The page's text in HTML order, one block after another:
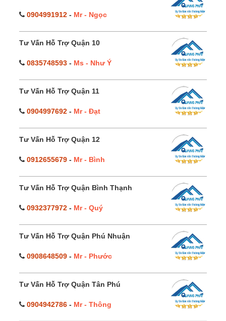
0904991912 - Mr - Ngọc
Tư Vấn Hỗ Trợ Quận 10
0835748593 - Ms - Như Ý
Tư Vấn Hỗ Trợ Quận 11
0904997692 - Mr - Đạt
Tư Vấn Hỗ Trợ Quận 12
0912655679 - Mr - Bình
Tư Vấn Hỗ Trợ Quận Bình Thạnh
0932377972 - Mr - Quý
Tư Vấn Hỗ Trợ Quận Phú Nhuận
0908648509 - Mr - Phước
Tư Vấn Hỗ Trợ Quận Tân Phú
0904942786 - Mr - Thông